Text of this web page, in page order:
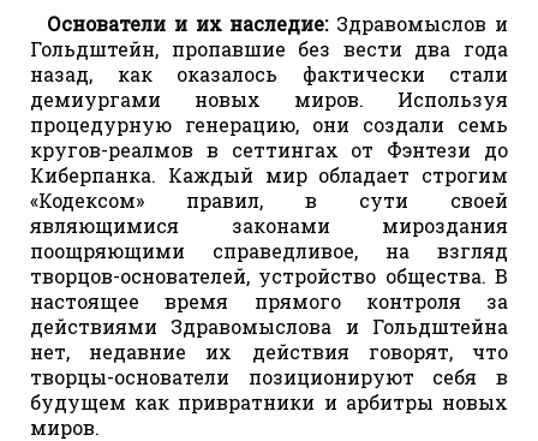
Основатели и их наследие:Здравомыслов и
Гольдштейн, пропавшие без вести два года
назад, как оказалось фактически стали
демиургами новых миров. Используя
процедурную генерацию, они создали семь
кругов-реалмов в сеттингах от Фэнтези до
Киберпанка. Каждый мир обладает строгим
«Кодексом» правил, в сути своей
являющимися законами мироздания
поощряющими справедливое, на взгляд
творцов-основателей, устройство общества. В
настоящее время прямого контроля за
действиями Здравомыслова и Гольдштейна
нет, недавние их действия говорят, что
творцы-основатели позиционируют себя в
будущем как привратники и арбитры новых
миров.